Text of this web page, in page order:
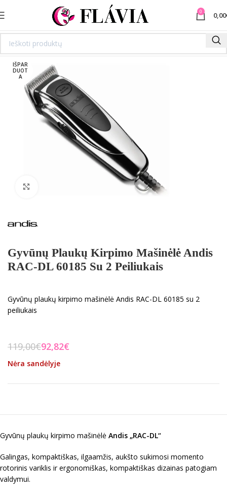
0 0,00
IŠPAR
DUOT
A
Spustelėkite norėdami padidinti
Gyvūnų Plaukų Kirpimo Mašinėlė Andis
RAC-DL 60185 Su 2 Peiliukais
Gyvūnų plaukų kirpimo mašinėlė Andis RAC-DL 60185 su 2
peiliukais
119,00€92,82€
Nėra sandėlyje
Gyvūnų plaukų kirpimo mašinėlė Andis „RAC-DL“
Galingas, kompaktiškas, ilgaamžis, aukšto sukimosi momento
rotorinis variklis ir ergonomiškas, kompaktiškas dizainas patogiam
valdymui.